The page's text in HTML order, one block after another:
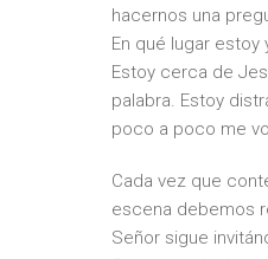
hacernos una
En qué lugar estoy
Estoy cerca de
palabra. Estoy
poco a poco me
Cada vez que
escena debemos
Señor sigue